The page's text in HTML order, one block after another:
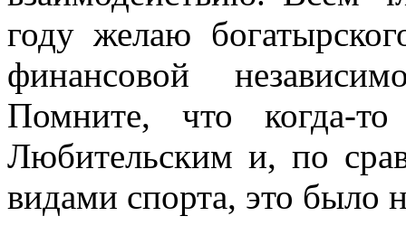
году желаю
финансовой
Помните, что когда-
Любительским и, по
видами спорта, это было